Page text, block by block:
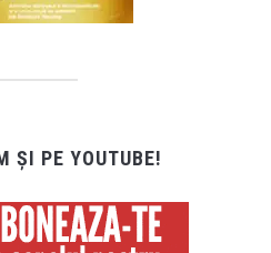
ȘI PE YOUTUBE!